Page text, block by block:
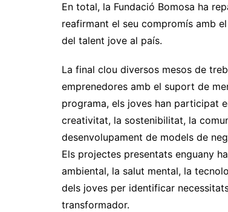
En total, la Fundació Bomosa ha
reafirmant el seu compromís amb
del talent jove al país.
La final clou diversos mesos de
emprenedores amb el suport de
programa, els joves han participat
creativitat, la sostenibilitat, la
desenvolupament de models de
Els projectes presentats enguany
ambiental, la salut mental, la
dels joves per identificar
transformador.